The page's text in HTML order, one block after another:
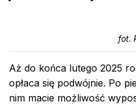
fot.
Aż do końca lutego 2025
opłaca się podwójnie. Po
nim macie możliwość